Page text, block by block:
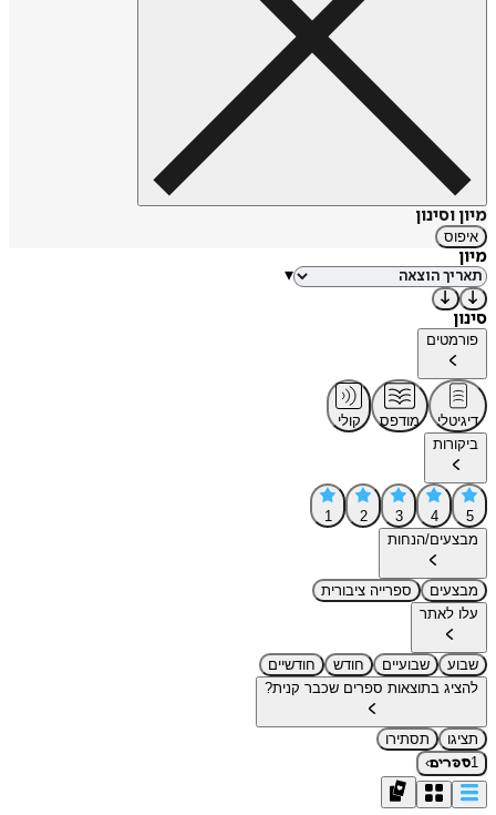
מיון וסינון
איפוס
מיון
▾
סינון
פורמטים
דיגיטלי מודפס
קולי
ביקורות
5
4
3
2
1
מבצעים/הנחות
מבצעים
ספרייה ציבורית
עלו לאתר
שבוע שבועיים חודש
חודשיים
להציג בתוצאות ספרים שכבר קנית?
תציגו
תסתירו
1ספרים›